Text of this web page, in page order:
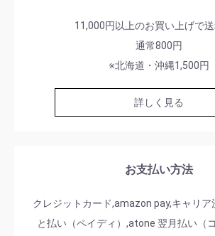
11,000円以上のお買い上げで
通常800円
※北海道・沖縄1,500円
詳しく見る
お支払い方法
クレジットカード,amazon pay,キャリア
と払い（ペイディ）,atone 翌月払い（